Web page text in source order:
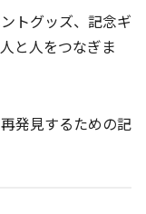
トグッズ、記念ギ
と人をつなぎま
発見するための記